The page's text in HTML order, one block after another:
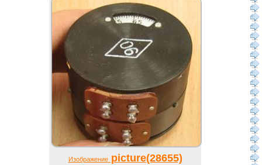
Изображениеpicture(28655)